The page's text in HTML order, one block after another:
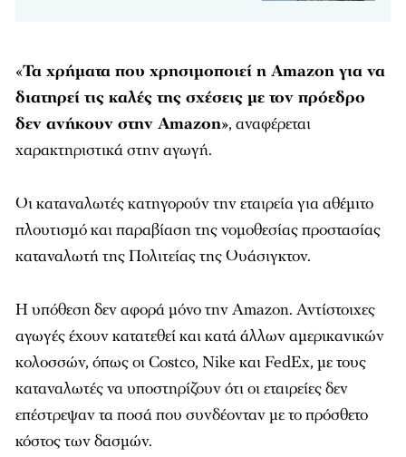
«Τα χρήματα που χρησιμοποιεί η Amazon για να
διατηρεί τις καλές της σχέσεις με τον πρόεδρο
δεν ανήκουν στην Amazon», αναφέρεται
χαρακτηριστικά στην αγωγή.
Οι καταναλωτές κατηγορούν την εταιρεία για αθέμιτο
πλουτισμό και παραβίαση της νομοθεσίας προστασίας
καταναλωτή της Πολιτείας της Ουάσιγκτον.
Η υπόθεση δεν αφορά μόνο την Amazon. Αντίστοιχες
αγωγές έχουν κατατεθεί και κατά άλλων αμερικανικών
κολοσσών, όπως οι Costco, Nike και FedEx, με τους
καταναλωτές να υποστηρίζουν ότι οι εταιρείες δεν
επέστρεψαν τα ποσά που συνδέονταν με το πρόσθετο
κόστος των δασμών.